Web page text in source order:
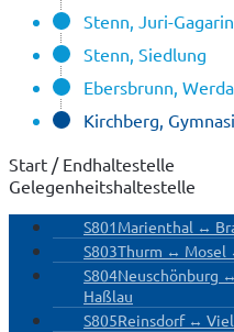
Stenn, Juri-
Stenn, Siedlung
Ebersbrunn,
Kirchberg,
Start / Endhaltestelle
Gelegenheitshaltestelle
S801Marienthal ↔
S803Thurm ↔ Mosel
S804Neuschönburg
Haßlau
S805Reinsdorf ↔